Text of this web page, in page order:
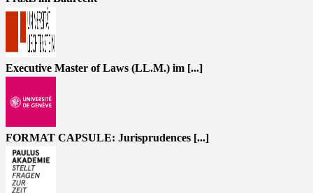
Executive Master of Laws (LL.M.) im [...]
FORMAT CAPSULE: Jurisprudences [...]